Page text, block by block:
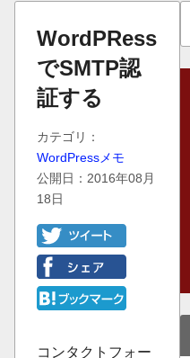
WordPRess
でSMTP認
証する
カテゴリ：
WordPressメモ
公開日：2016年08月
18日
コンタクトフォー